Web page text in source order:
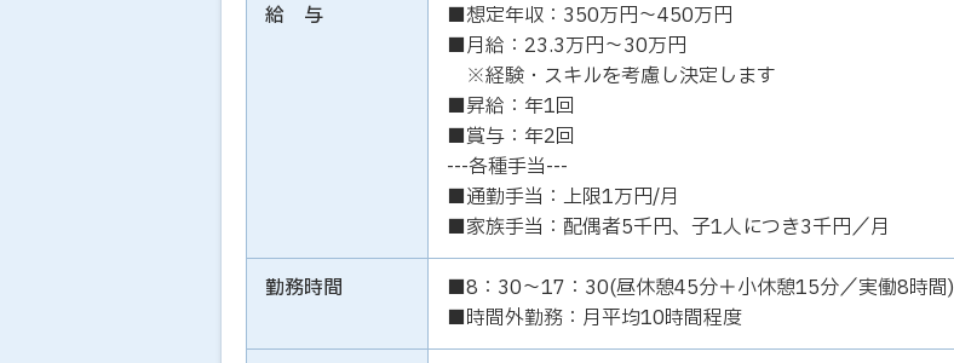
給 与
■想定年収：350万円～450万円
■月給：23.3万円～30万円
※経験・スキルを考慮し決定します
■昇給：年1回
■賞与：年2回
---各種手当---
■通勤手当：上限1万円/月
■家族手当：配偶者5千円、子1人につき3千円／月
勤務時間
■8：30～17：30(昼休憩45分＋小休憩15分／実働8時間)
■時間外勤務：月平均10時間程度